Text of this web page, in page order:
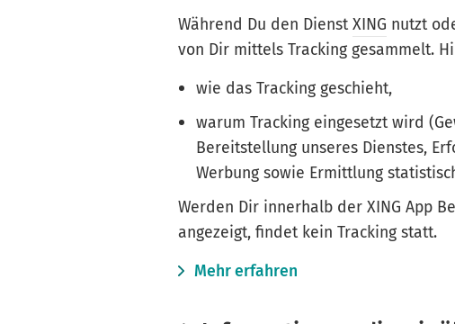
Während Du den DienstXING nutzt
von Dir mittels Tracking gesammelt.
wie das Tracking geschieht,
warum Tracking eingesetzt wird
Bereitstellung unseres Dienstes,
Werbung sowie Ermittlung
Werden Dir innerhalb der XING App
angezeigt, findet kein Tracking statt.
Mehr erfahren